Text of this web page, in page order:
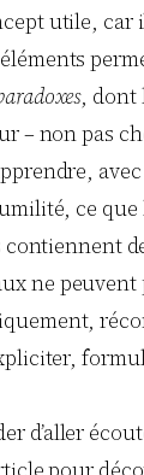
utile, car
, dont
– non pas
avec
ce que
contiennent
ne peuvent
d’aller